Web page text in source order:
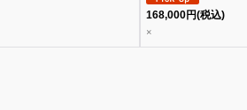
168,000円(税込)
×